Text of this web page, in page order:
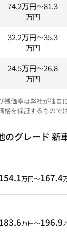
74.2万円～81.3
万円
32.2万円～35.3
万円
24.5万円～26.8
万円
残価率は弊社が独自
格を保証するもので
のグレード 新
154.1万円～167.4
183.6万円～196.9